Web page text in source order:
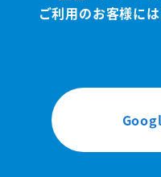
ご利用のお客様に